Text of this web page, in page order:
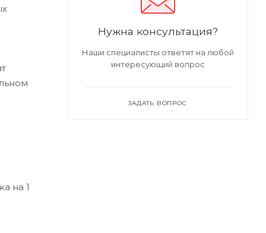
на 1
Нужна консультация?
Наши специалисты ответят на любой
интересующий вопрос
ЗАДАТЬ ВОПРОС